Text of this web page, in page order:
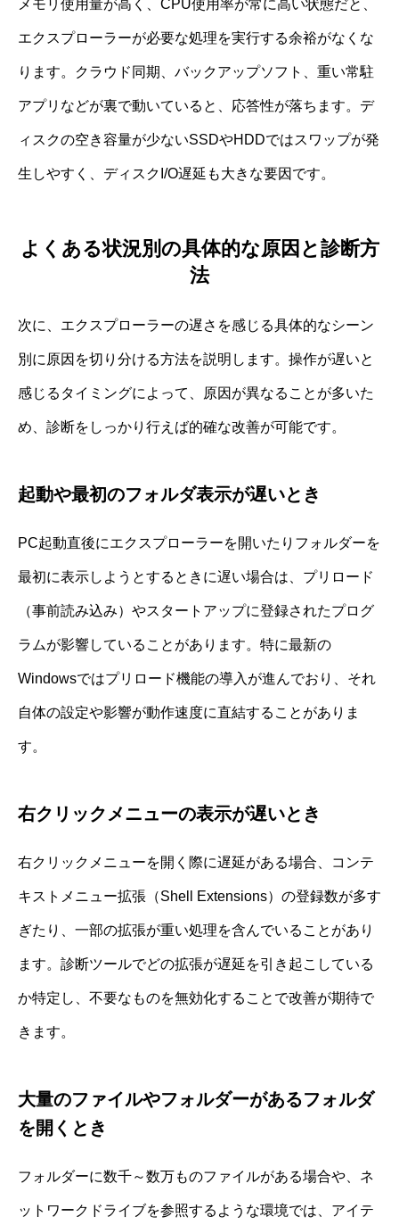
メモリ使用量が高く、CPU使用率が常に高い状態だと、
エクスプローラーが必要な処理を実行する余裕がなくな
ります。クラウド同期、バックアップソフト、重い常駐
アプリなどが裏で動いていると、応答性が落ちます。デ
ィスクの空き容量が少ないSSDやHDDではスワップが発
生しやすく、ディスクI/O遅延も大きな要因です。
よくある状況別の具体的な原因と診断方
法
次に、エクスプローラーの遅さを感じる具体的なシーン
別に原因を切り分ける方法を説明します。操作が遅いと
感じるタイミングによって、原因が異なることが多いた
め、診断をしっかり行えば的確な改善が可能です。
起動や最初のフォルダ表示が遅いとき
PC起動直後にエクスプローラーを開いたりフォルダーを
最初に表示しようとするときに遅い場合は、プリロード
（事前読み込み）やスタートアップに登録されたプログ
ラムが影響していることがあります。特に最新の
Windowsではプリロード機能の導入が進んでおり、それ
自体の設定や影響が動作速度に直結することがありま
す。
右クリックメニューの表示が遅いとき
右クリックメニューを開く際に遅延がある場合、コンテ
キストメニュー拡張（Shell Extensions）の登録数が多す
ぎたり、一部の拡張が重い処理を含んでいることがあり
ます。診断ツールでどの拡張が遅延を引き起こしている
か特定し、不要なものを無効化することで改善が期待で
きます。
大量のファイルやフォルダーがあるフォルダ
を開くとき
フォルダーに数千～数万ものファイルがある場合や、ネ
ットワークドライブを参照するような環境では、アイテ